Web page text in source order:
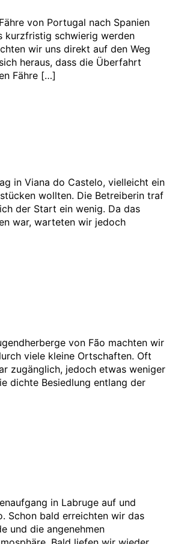
von Portugal nach Spanien
kurzfristig schwierig werden
wir uns direkt auf den Weg
heraus, dass die Überfahrt
Fähre […]
in Viana do Castelo, vielleicht ein
wollten. Die Betreiberin traf
der Start ein wenig. Da das
war, warteten wir jedoch
von Fão machten wir
viele kleine Ortschaften. Oft
zugänglich, jedoch etwas weniger
dichte Besiedlung entlang der
in Labruge auf und
Schon bald erreichten wir das
und die angenehmen